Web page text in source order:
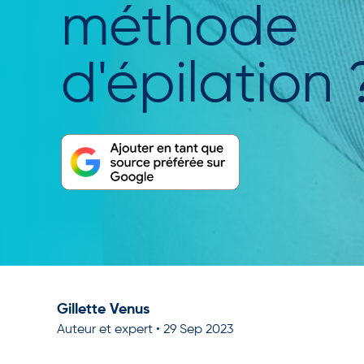
méthode
d'épilation
Gillette Venus
Auteur et expert • 29 Sep 2023